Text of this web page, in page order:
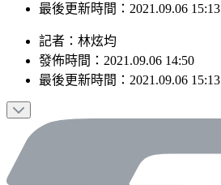
最後更新時間：2021.09.06 15:13
記者 ： 林炫均
發佈時間： 2021.09.06 14:50
最後更新時間： 2021.09.06 15:13